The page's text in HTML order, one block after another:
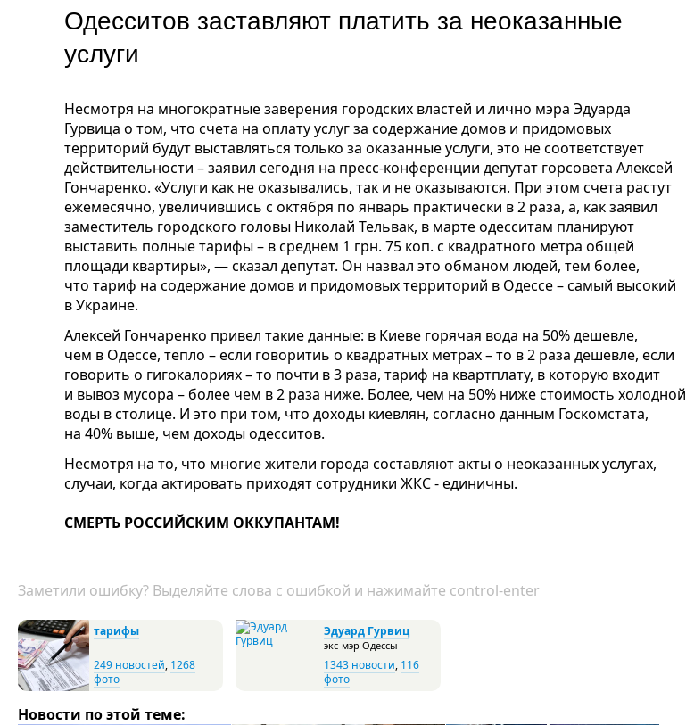
Одесситов заставляют платить за неоказанные
услуги
Несмотря на многократные заверения городских властей и лично мэра Эдуарда
Гурвица о том, что счета на оплату услуг за содержание домов и придомовых
территорий будут выставляться только за оказанные услуги, это не соответствует
действительности – заявил сегодня на пресс-конференции депутат горсовета Алексей
Гончаренко. «Услуги как не оказывались, так и не оказываются. При этом счета растут
ежемесячно, увеличившись с октября по январь практически в 2 раза, а, как заявил
заместитель городского головы Николай Тельвак, в марте одесситам планируют
выставить полные тарифы – в среднем 1 грн. 75 коп. с квадратного метра общей
площади квартиры», — сказал депутат. Он назвал это обманом людей, тем более,
что тариф на содержание домов и придомовых территорий в Одессе – самый высокий
в Украине.
Алексей Гончаренко привел такие данные: в Киеве горячая вода на 50% дешевле,
чем в Одессе, тепло – если говоритиь о квадратных метрах – то в 2 раза дешевле, если
говорить о гигокалориях – то почти в 3 раза, тариф на квартплату, в которую входит
и вывоз мусора – более чем в 2 раза ниже. Более, чем на 50% ниже стоимость холодной
воды в столице. И это при том, что доходы киевлян, согласно данным Госкомстата,
на 40% выше, чем доходы одесситов.
Несмотря на то, что многие жители города составляют акты о неоказанных услугах,
случаи, когда актировать приходят сотрудники ЖКС - единичны.
СМЕРТЬ РОССИЙСКИМ ОККУПАНТАМ!
Заметили ошибку? Выделяйте слова с ошибкой и нажимайте control-enter
тарифы
249 новостей, 1268
фото
Эдуард Гурвиц
экс-мэр Одессы
1343 новости, 116
фото
Новости по этой теме: